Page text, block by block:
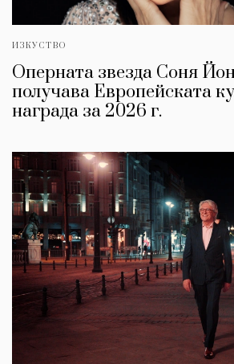
ИЗКУСТВО
Оперната звезда Соня
получава Европейската
награда за 2026 г.